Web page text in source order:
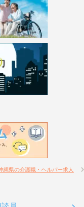
縄県の介護職・ヘルパー求人